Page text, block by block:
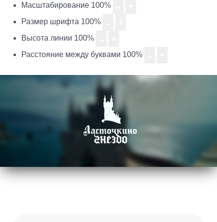
Масштабирование 100%
Размер шрифта 100%
Высота линии 100%
Расстояние между буквами 100%